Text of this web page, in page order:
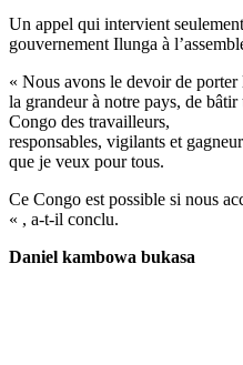
Un appel qui intervient
gouvernement Ilunga à
« Nous avons le devoir de porter
la grandeur à notre pays, de
Congo des travailleurs,
responsables, vigilants et
que je veux pour tous.
Ce Congo est possible si nous
« , a-t-il conclu.
Daniel kambowa bukasa